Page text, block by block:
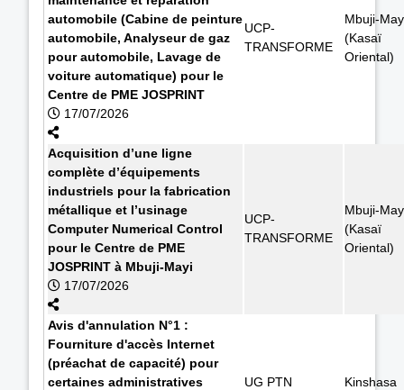
automobile (Cabine de peinture
automobile, Analyseur de gaz
pour automobile, Lavage de
voiture automatique) pour le
Centre de PME JOSPRINT
17/07/2026
UCP-
TRANSFORME
Mbuji-
(Kasaï
Oriental)
Acquisition d’une ligne
complète d’équipements
industriels pour la fabrication
métallique et l’usinage
Computer Numerical Control
pour le Centre de PME
JOSPRINT à Mbuji-Mayi
17/07/2026
UCP-
TRANSFORME
Mbuji-
(Kasaï
Oriental)
Avis d'annulation N°1 :
Fourniture d'accès Internet
(préachat de capacité) pour
certaines administratives
UG PTN Kinshasa